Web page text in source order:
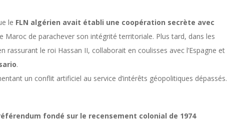
le FLN algérien avait établi une coopération secrète avec
Maroc de parachever son intégrité territoriale. Plus tard, dans les
rassurant le roi Hassan II, collaborait en coulisses avec l’Espagne et
.
un conflit artificiel au service d’intérêts géopolitiques dépassés.
fondé sur le recensement colonial de 1974